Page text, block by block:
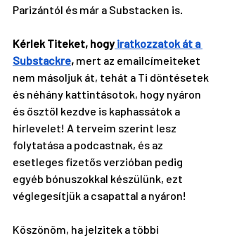
Parizántól és már a Substacken is.
Kérlek Titeket, hogy iratkozzatok át a
Substackre, mert az emailcímeiteket
nem másoljuk át, tehát a Ti döntésetek
és néhány kattintásotok, hogy nyáron
és ősztől kezdve is kaphassátok a
hírlevelet! A terveim szerint lesz
folytatása a podcastnak, és az
esetleges fizetős verzióban pedig
egyéb bónuszokkal készülünk, ezt
véglegesítjük a csapattal a nyáron!
Köszönöm, ha jelzitek a többi